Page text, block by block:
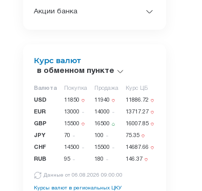
Акции банка
Курс валют
в обменном пункте
Валюта Покупка Продажа Курс ЦБ
USD 11850 11940 11886.72
EUR 13000 14000 13717.27
GBP 15500 16500 16007.85
JPY 70 100 75.35
CHF 14500 15500 14687.66
RUB 95 180 146.37
Данные от 06.08.2026 09:00:00
Курсы валют в региональных ЦКУ